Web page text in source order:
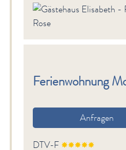
Ferienwohnung
Anfragen
DTV-F